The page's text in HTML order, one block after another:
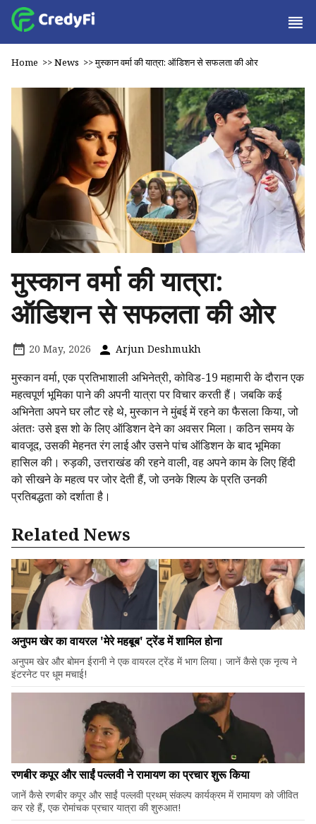
Home >>News >>मुस्कान वर्मा की यात्रा: ऑडिशन से सफलता की ओर
मुस्कान वर्मा की यात्रा:
ऑडिशन से सफलता की ओर
20 May, 2026 Arjun Deshmukh
मुस्कान वर्मा, एक प्रतिभाशाली अभिनेत्री, कोविड-19 महामारी के दौरान एक
महत्वपूर्ण भूमिका पाने की अपनी यात्रा पर विचार करती हैं। जबकि कई
अभिनेता अपने घर लौट रहे थे, मुस्कान ने मुंबई में रहने का फैसला किया, जो
अंततः उसे इस शो के लिए ऑडिशन देने का अवसर मिला। कठिन समय के
बावजूद, उसकी मेहनत रंग लाई और उसने पांच ऑडिशन के बाद भूमिका
हासिल की। रुड़की, उत्तराखंड की रहने वाली, वह अपने काम के लिए हिंदी
को सीखने के महत्व पर जोर देती हैं, जो उनके शिल्प के प्रति उनकी
प्रतिबद्धता को दर्शाता है।
Related News
अनुपम खेर का वायरल 'मेरे महबूब' ट्रेंड में शामिल होना
अनुपम खेर और बोमन ईरानी ने एक वायरल ट्रेंड में भाग लिया। जानें कैसे एक नृत्य ने
इंटरनेट पर धूम मचाई!
रणबीर कपूर और साईं पल्लवी ने रामायण का प्रचार शुरू किया
जानें कैसे रणबीर कपूर और साईं पल्लवी प्रथम् संकल्प कार्यक्रम में रामायण को जीवित
कर रहे हैं, एक रोमांचक प्रचार यात्रा की शुरुआत!